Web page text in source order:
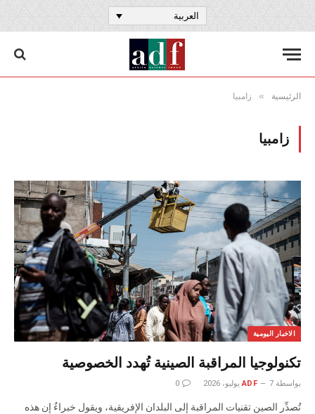
العربية
الرئيسية » زامبيا
زامبيا
الاخبار اليومية
تكنولوجيا المراقبة الصينية تُهدد الخصوصية
بواسطة ADF 7 يوليو، 2026 0
تُصدِّر الصين تقنيات المراقبة إلى البلدان الإفريقية، ويقول خبراءٌ إن هذه